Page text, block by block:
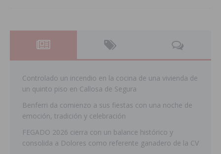
Controlado un incendio en la cocina de una vivienda de
un quinto piso en Callosa de Segura
Benferri da comienzo a sus fiestas con una noche de
emoción, tradición y celebración
FEGADO 2026 cierra con un balance histórico y
consolida a Dolores como referente ganadero de la CV